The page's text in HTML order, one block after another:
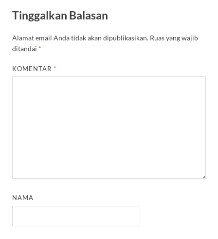
Tinggalkan Balasan
Alamat email Anda tidak akan dipublikasikan. Ruas yang wajib
ditandai *
KOMENTAR *
NAMA